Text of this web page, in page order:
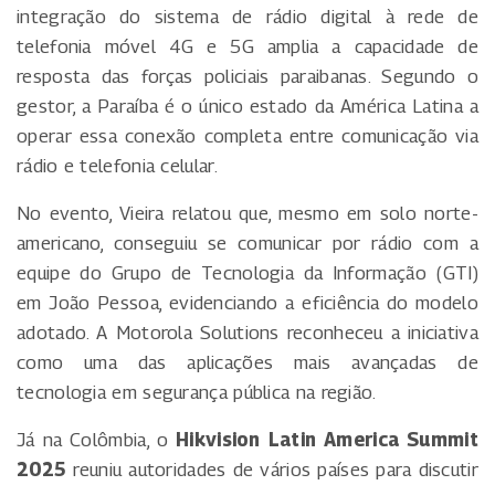
integração do sistema de rádio digital à rede de
telefonia móvel 4G e 5G amplia a capacidade de
resposta das forças policiais paraibanas. Segundo o
gestor, a Paraíba é o único estado da América Latina a
operar essa conexão completa entre comunicação via
rádio e telefonia celular.
No evento, Vieira relatou que, mesmo em solo norte-
americano, conseguiu se comunicar por rádio com a
equipe do Grupo de Tecnologia da Informação (GTI)
em João Pessoa, evidenciando a eficiência do modelo
adotado. A Motorola Solutions reconheceu a iniciativa
como uma das aplicações mais avançadas de
tecnologia em segurança pública na região.
Já na Colômbia, o Hikvision Latin America Summit
2025 reuniu autoridades de vários países para discutir